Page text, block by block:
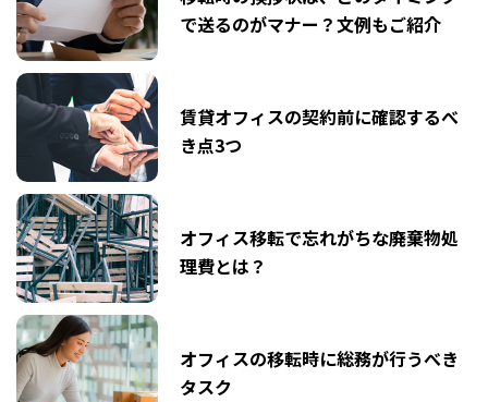
で送るのがマナー？文例もご紹介
賃貸オフィスの契約前に確認するべ
き点3つ
オフィス移転で忘れがちな廃棄物処
理費とは？
オフィスの移転時に総務が行うべき
タスク